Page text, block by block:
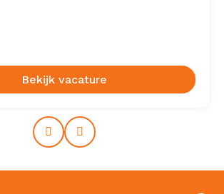
Bekijk vacature
Prev Next